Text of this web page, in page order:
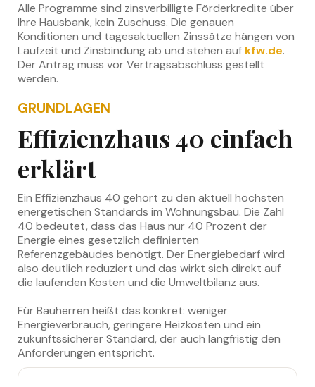
Alle Programme sind zinsverbilligte Förderkredite über
Ihre Hausbank, kein Zuschuss. Die genauen
Konditionen und tagesaktuellen Zinssätze hängen von
Laufzeit und Zinsbindung ab und stehen auf kfw.de.
Der Antrag muss vor Vertragsabschluss gestellt
werden.
GRUNDLAGEN
Effizienzhaus 40 einfach
erklärt
Ein Effizienzhaus 40 gehört zu den aktuell höchsten
energetischen Standards im Wohnungsbau. Die Zahl
40 bedeutet, dass das Haus nur 40 Prozent der
Energie eines gesetzlich definierten
Referenzgebäudes benötigt. Der Energiebedarf wird
also deutlich reduziert und das wirkt sich direkt auf
die laufenden Kosten und die Umweltbilanz aus.
Für Bauherren heißt das konkret: weniger
Energieverbrauch, geringere Heizkosten und ein
zukunftssicherer Standard, der auch langfristig den
Anforderungen entspricht.